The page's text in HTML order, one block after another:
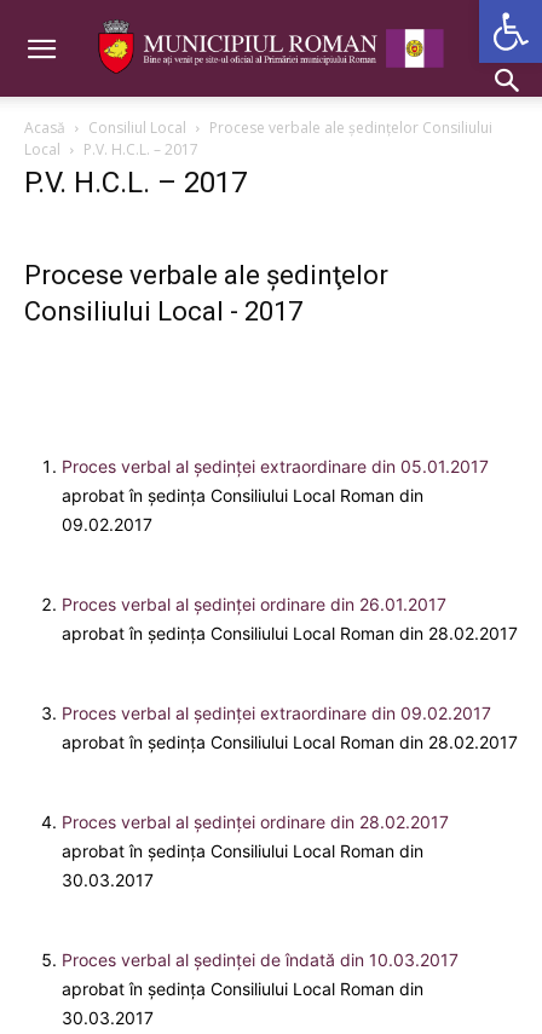
Acasă Consiliul Local
Procese verbale ale şedinţelor Consiliului
Local
P.V. H.C.L. – 2017
P.V. H.C.L. – 2017
Procese verbale ale şedinţelor
Consiliului Local - 2017
Proces verbal al ședinței extraordinare din 05.01.2017
aprobat în ședința Consiliului Local Roman din
09.02.2017
Proces verbal al ședinței ordinare din 26.01.2017
aprobat în ședința Consiliului Local Roman din 28.02.2017
Proces verbal al ședinței extraordinare din 09.02.2017
aprobat în ședința Consiliului Local Roman din 28.02.2017
Proces verbal al ședinței ordinare din 28.02.2017
aprobat în ședința Consiliului Local Roman din
30.03.2017
Proces verbal al ședinței de îndată din 10.03.2017
aprobat în ședința Consiliului Local Roman din
30.03.2017